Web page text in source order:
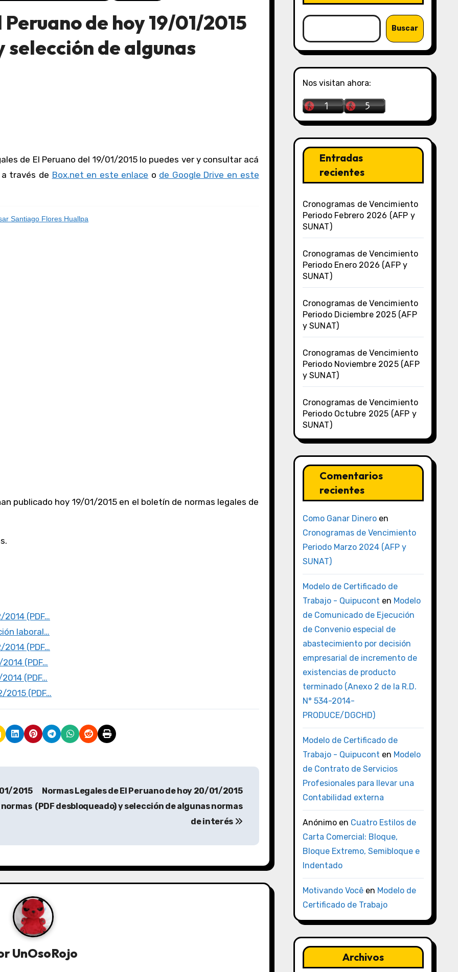
de hoy 19/01/2015
selección de algunas
través de Box.net en este enlace o de Google Drive en este
Santiago Flores Huallpa
publicado hoy 19/01/2015 en el boletín de normas legales de
(PDF…
laboral…
(PDF…
(PDF…
(PDF…
2015 (PDF…
2015
normas
Normas Legales de El Peruano de hoy 20/01/2015
(PDF desbloqueado) y selección de algunas normas
de interés
UnOsoRojo
Buscar
Nos visitan ahora:
Entradas
recientes
Cronogramas de Vencimiento
Periodo Febrero 2026 (AFP y
SUNAT)
Cronogramas de Vencimiento
Periodo Enero 2026 (AFP y
SUNAT)
Cronogramas de Vencimiento
Periodo Diciembre 2025 (AFP
y SUNAT)
Cronogramas de Vencimiento
Periodo Noviembre 2025 (AFP
y SUNAT)
Cronogramas de Vencimiento
Periodo Octubre 2025 (AFP y
SUNAT)
Comentarios
recientes
Como Ganar Dineroen
Cronogramas de Vencimiento
Periodo Marzo 2024 (AFP y
SUNAT)
Modelo de Certificado de
Trabajo - Quipucont en Modelo
de Comunicado de Ejecución
de Convenio especial de
abastecimiento por decisión
empresarial de incremento de
existencias de producto
terminado (Anexo 2 de la R.D.
N° 534-2014-
PRODUCE/DGCHD)
Modelo de Certificado de
Trabajo - Quipucont en Modelo
de Contrato de Servicios
Profesionales para llevar una
Contabilidad externa
Anónimoen Cuatro Estilos de
Carta Comercial: Bloque,
Bloque Extremo, Semibloque e
Indentado
Motivando Vocêen Modelo de
Certificado de Trabajo
Archivos